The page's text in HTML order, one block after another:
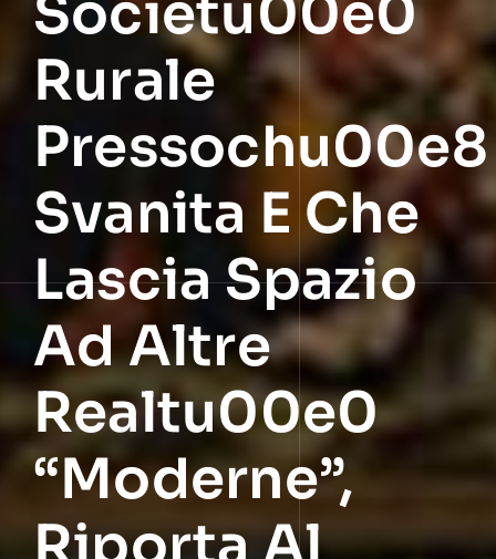
Societu00e0
Rurale
Pressochu00e8
Svanita E Che
Lascia Spazio
Ad Altre
Realtu00e0
“moderne”,